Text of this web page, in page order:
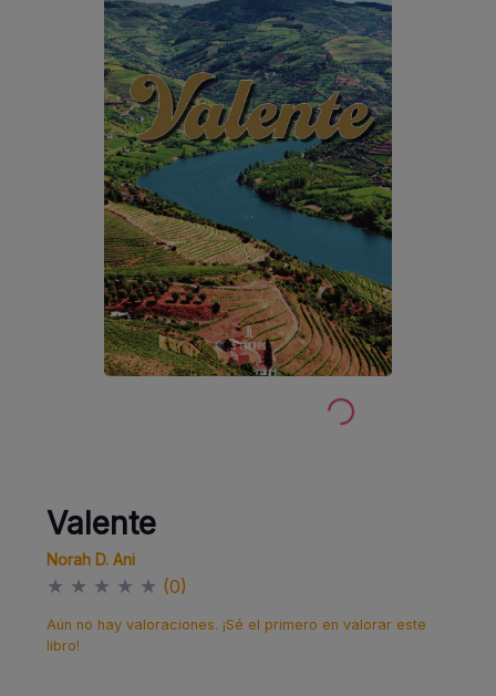
Valente
Norah D. Ani
★ ★ ★ ★ ★ (0)
Aún no hay valoraciones. ¡Sé el primero en valorar este
libro!